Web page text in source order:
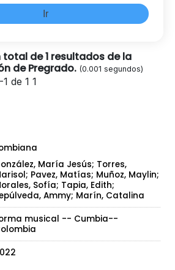
total de 1 resultados de la
de Pregrado. (0.001 segundos)
de 1 1
María Jesús; Torres,
Pavez, Matías; Muñoz, Maylin;
Sofía; Tapia, Edith;
Ammy; Marín, Catalina
musical -- Cumbia--